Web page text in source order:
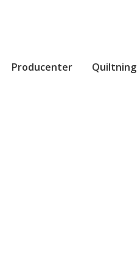
Producenter Quiltning